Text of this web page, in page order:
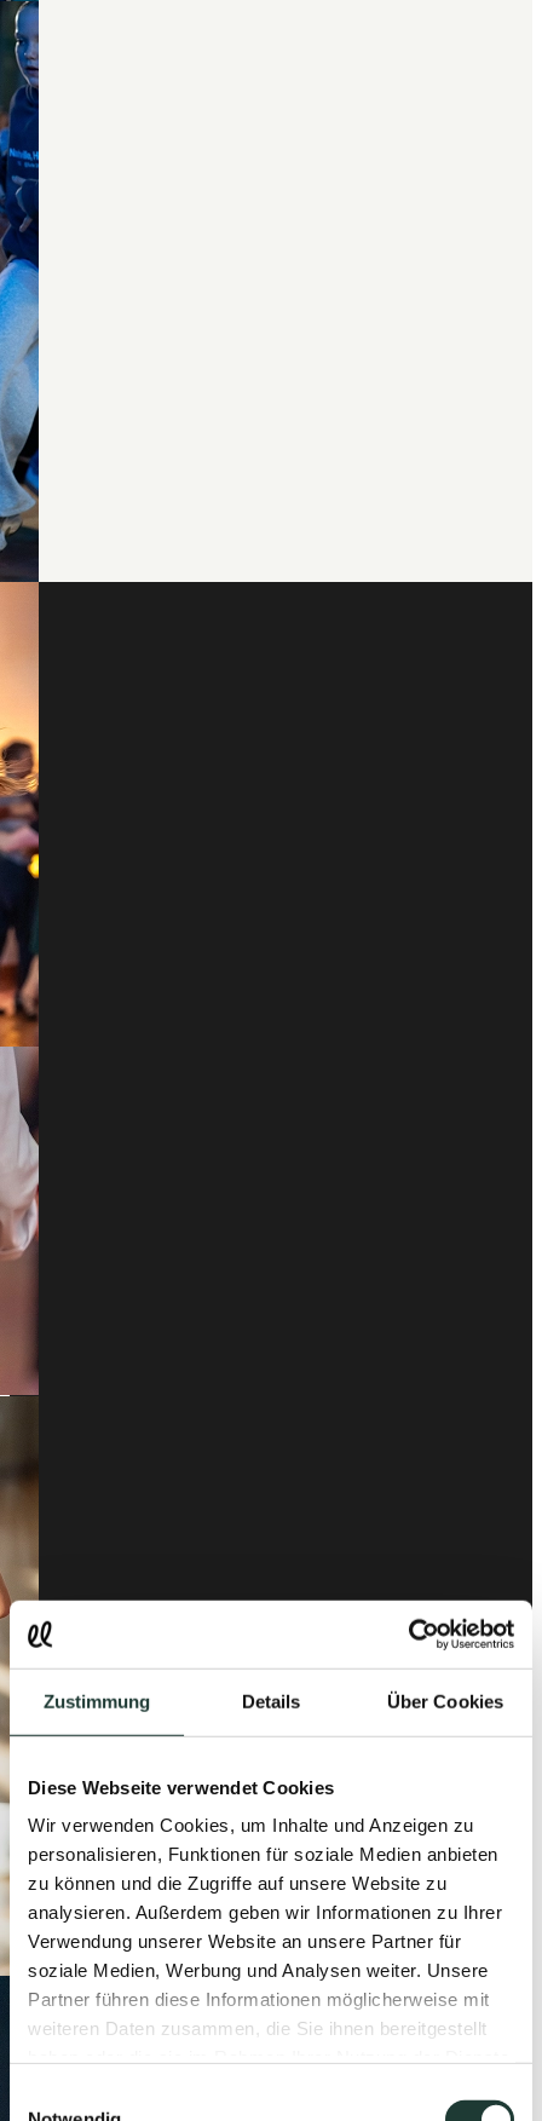
Zustimmung Details Über Cookies
Diese Webseite verwendet Cookies
Wir verwenden Cookies, um Inhalte und Anzeigen zu
personalisieren, Funktionen für soziale Medien anbieten
zu können und die Zugriffe auf unsere Website zu
analysieren. Außerdem geben wir Informationen zu Ihrer
Verwendung unserer Website an unsere Partner für
soziale Medien, Werbung und Analysen weiter. Unsere
Partner führen diese Informationen möglicherweise mit
weiteren Daten zusammen, die Sie ihnen bereitgestellt